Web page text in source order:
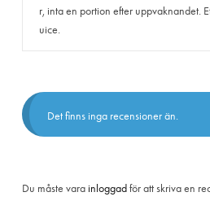
r, inta en portion efter uppvaknandet.
uice.
Det finns inga recensioner än.
Du måste varainloggadför att skriva en